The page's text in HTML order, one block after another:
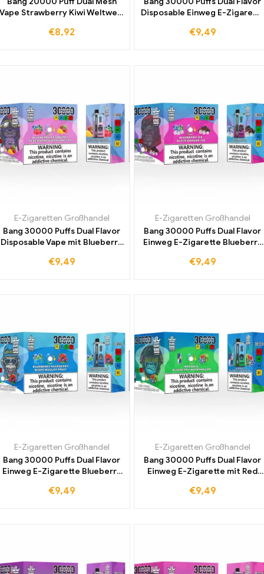
Vape Strawberry Kiwi Weltweit
Großhandelspreisen Ihre
€8,92
Disposable Einweg E-Zigarette
und Grape Ice Top Qualität zu
€9,49
E-Zigaretten Großhandel
Bang 30000 Puffs Dual Flavor
Disposable Vape mit Blueberry
Watermelon Jetzt zum
€9,49
E-Zigaretten Großhandel
Bang 30000 Puffs Dual Flavor
Einweg E-Zigarette Blueberry
doppelte
€9,49
E-Zigaretten Großhandel
Bang 30000 Puffs Dual Flavor
Einweg E-Zigarette Blueberry
Fruit Duty-free für
€9,49
E-Zigaretten Großhandel
Bang 30000 Puffs Dual Flavor
Einweg E-Zigarette mit Red
Wassermelone für intensiven
€9,49